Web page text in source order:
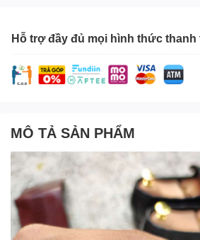
Hỗ trợ đầy đủ mọi hình thức thanh
MÔ TẢ SẢN PHẨM